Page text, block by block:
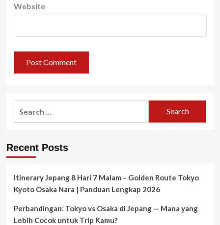
Website
Recent Posts
Itinerary Jepang 8 Hari 7 Malam – Golden Route Tokyo
Kyoto Osaka Nara | Panduan Lengkap 2026
Perbandingan: Tokyo vs Osaka di Jepang — Mana yang
Lebih Cocok untuk Trip Kamu?